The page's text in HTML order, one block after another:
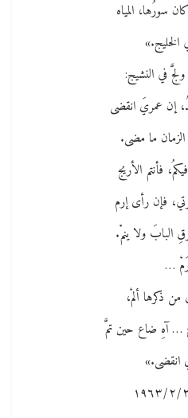
سورُها، المياه
الخليج.»
في النشيج:
إن عمريَ انقضى
ما مضى.
فأنتم الأريج
فإن رأى إرم
البابَ ولا ينمْ.
…
ذكرها ألمْ،
آهِ ضاع حين تمَّ
انقضى.»